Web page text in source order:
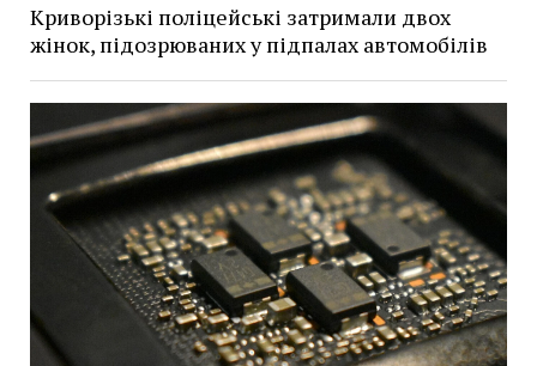
Криворізькі поліцейські затримали двох
жінок, підозрюваних у підпалах автомобілів